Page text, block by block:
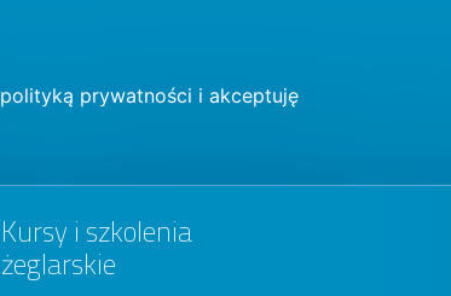
polityką prywatności i akceptuję
Kursy i szkolenia
żeglarskie